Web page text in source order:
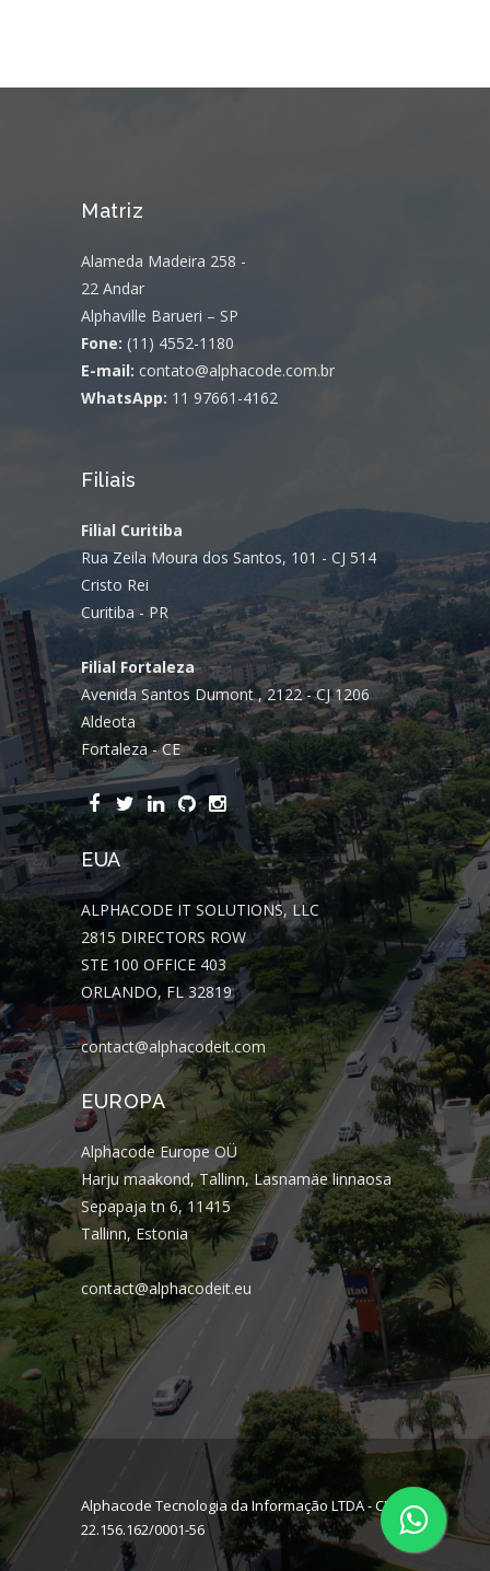
Matriz
Alameda Madeira 258 -
22 Andar
Alphaville Barueri – SP
Fone: (11) 4552-1180
E-mail: contato@alphacode.com.br
WhatsApp: 11 97661-4162
Filiais
Filial Curitiba
Rua Zeila Moura dos Santos, 101 - CJ 514
Cristo Rei
Curitiba - PR
Filial Fortaleza
Avenida Santos Dumont , 2122 - CJ 1206
Aldeota
Fortaleza - CE
EUA
ALPHACODE IT SOLUTIONS, LLC
2815 DIRECTORS ROW
STE 100 OFFICE 403
ORLANDO, FL 32819
contact@alphacodeit.com
EUROPA
Alphacode Europe OÜ
Harju maakond, Tallinn, Lasnamäe linnaosa
Sepapaja tn 6, 11415
Tallinn, Estonia
contact@alphacodeit.eu
Alphacode Tecnologia da Informação LTDA - CNPJ:
22.156.162/0001-56